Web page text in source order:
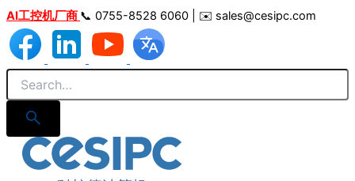
跳
至
内
容
AI工控机厂商 📞 0755-8528 6060 | ✉️ sales@cesipc.com